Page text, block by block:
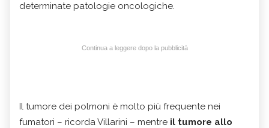
determinate patologie oncologiche.
Continua a leggere dopo la pubblicità
Il tumore dei polmoni è molto più frequente nei
fumatori – ricorda Villarini – mentre il tumore allo